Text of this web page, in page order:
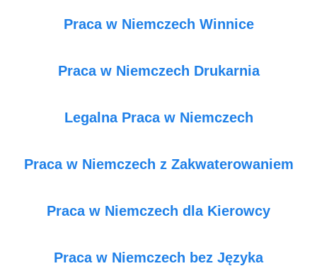
Praca w Niemczech Winnice
Praca w Niemczech Drukarnia
Legalna Praca w Niemczech
Praca w Niemczech z Zakwaterowaniem
Praca w Niemczech dla Kierowcy
Praca w Niemczech bez Języka